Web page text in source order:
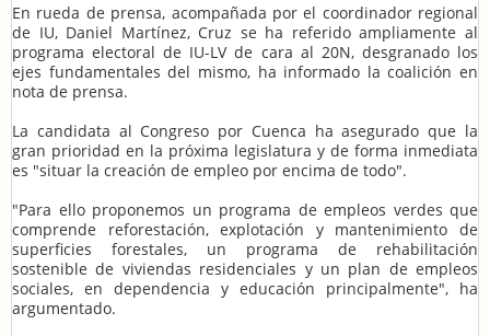
En rueda de prensa, acompañada por el coordinador regional
de IU, Daniel Martínez, Cruz se ha referido ampliamente al
programa electoral de IU-LV de cara al 20N, desgranado los
ejes fundamentales del mismo, ha informado la coalición en
nota de prensa.
La candidata al Congreso por Cuenca ha asegurado que la
gran prioridad en la próxima legislatura y de forma inmediata
es "situar la creación de empleo por encima de todo".
"Para ello proponemos un programa de empleos verdes que
comprende reforestación, explotación y mantenimiento de
superficies forestales, un programa de rehabilitación
sostenible de viviendas residenciales y un plan de empleos
sociales, en dependencia y educación principalmente", ha
argumentado.